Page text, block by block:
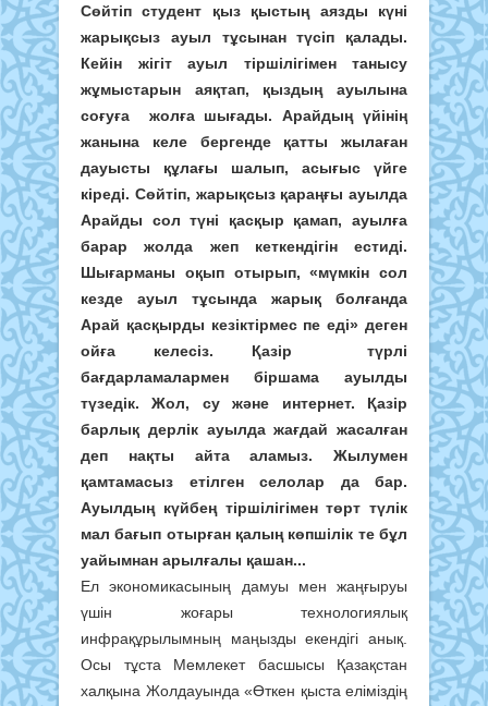
Сөйтіп студент қыз қыстың аязды күні
жарықсыз ауыл тұсынан түсіп қалады.
Кейін жігіт ауыл тіршілігімен танысу
жұмыстарын аяқтап, қыздың ауылына
соғуға жолға шығады. Арайдың үйінің
жанына келе бергенде қатты жылаған
дауысты құлағы шалып, асығыс үйге
кіреді. Сөйтіп, жарықсыз қараңғы ауылда
Арайды сол түні қасқыр қамап, ауылға
барар жолда жеп кеткендігін естиді.
Шығарманы оқып отырып, «мүмкін сол
кезде ауыл тұсында жарық болғанда
Арай қасқырды кезіктірмес пе еді» деген
ойға келесіз. Қазір
түрлі
бағдарламалармен біршама ауылды
түзедік. Жол, су және интернет. Қазір
барлық дерлік ауылда жағдай жасалған
деп нақты айта аламыз. Жылумен
қамтамасыз етілген селолар да бар.
Ауылдың күйбең тіршілігімен төрт түлік
мал бағып отырған қалың көпшілік те бұл
уайымнан арылғалы қашан...
Ел экономикасының дамуы мен жаңғыруы
үшін жоғары технологиялық
инфрақұрылымның маңызды екендігі анық.
Осы тұста Мемлекет басшысы Қазақстан
халқына Жолдауында «Өткен қыста еліміздің